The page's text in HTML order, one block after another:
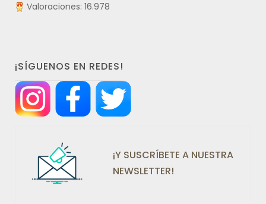
Valoraciones: 16.978
¡SÍGUENOS EN REDES!
¡Y SUSCRÍBETE A NUESTRA
NEWSLETTER!